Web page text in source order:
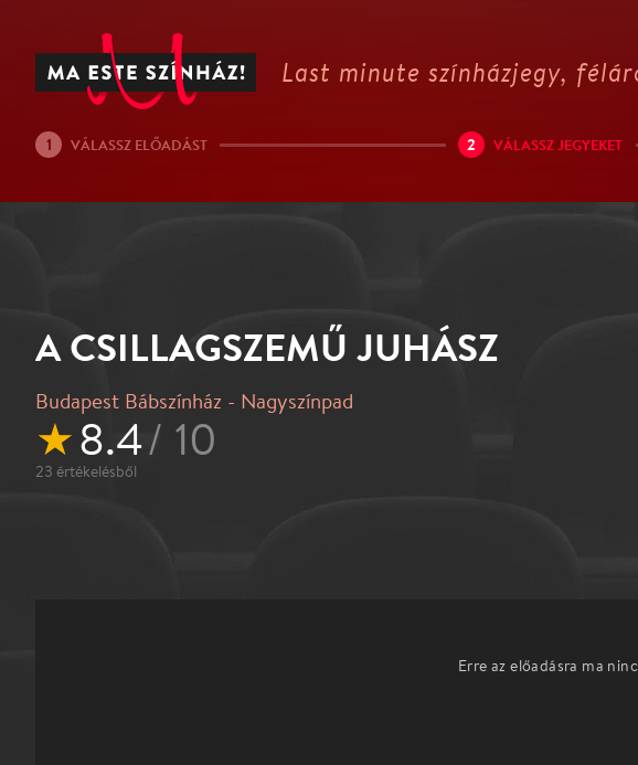
Last minute színházjegy,
1 VÁLASSZ ELŐADÁST 2 VÁLASSZ JEGYEKET
A CSILLAGSZEMŰ JUHÁSZ
Budapest Bábszínház - Nagyszínpad
★8.4/ 10
23 értékelésből
Erre az előadásra ma